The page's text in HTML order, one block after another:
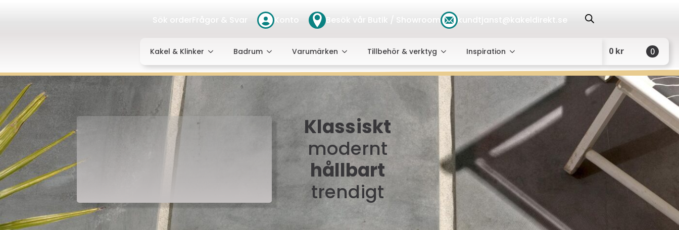
Sök orderFrågor & Svar Konto Besök vår Butik / Showroom kundtjanst@kakeldirekt.se
Kakel & Klinker Badrum Varumärken Tillbehör & verktyg Inspiration 0 kr 0
Klassiskt
modernt
hållbart
trendigt